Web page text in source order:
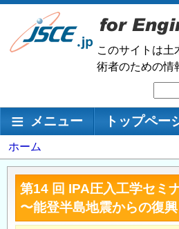
メ
ン
移
このサイトは土
術者のための情
索
メインナビゲーション
メニュー トップペー
パ
ン
く
ず
ホーム
第14 回 IPA圧⼊⼯学セミ
〜能登半島地震からの復